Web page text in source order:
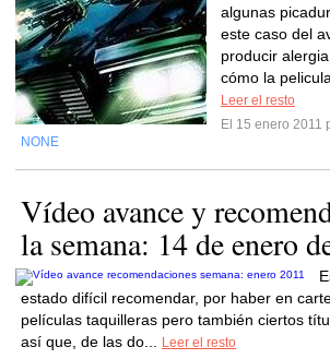
algunas
este caso del
producir
cómo la
Leer el resto
El 15 enero 2011
NONE
Vídeo avance y
la semana: 14 de enero
estado difícil recomendar, por haber en
películas taquilleras pero también ciertos
así que, de las do...
Leer el resto